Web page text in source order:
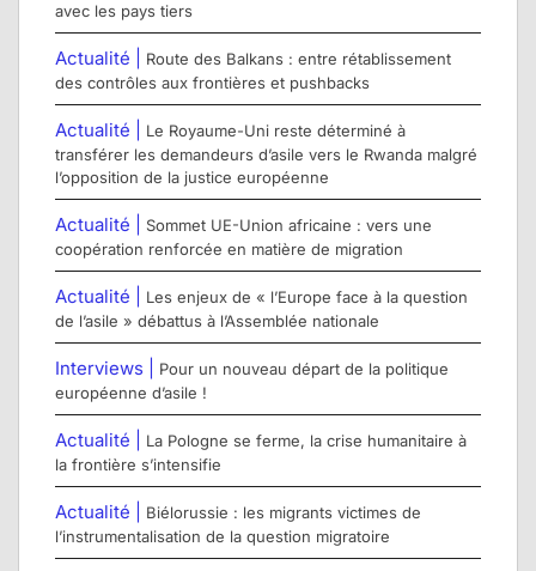
avec les pays tiers
Actualité |
Route des Balkans : entre rétablissement
des contrôles aux frontières et pushbacks
Actualité |
Le Royaume-Uni reste déterminé à
transférer les demandeurs d’asile vers le Rwanda malgré
l’opposition de la justice européenne
Actualité |
Sommet UE-Union africaine : vers une
coopération renforcée en matière de migration
Actualité |
Les enjeux de « l’Europe face à la question
de l’asile » débattus à l’Assemblée nationale
Interviews |
Pour un nouveau départ de la politique
européenne d’asile !
Actualité |
La Pologne se ferme, la crise humanitaire à
la frontière s’intensifie
Actualité |
Biélorussie : les migrants victimes de
l’instrumentalisation de la question migratoire